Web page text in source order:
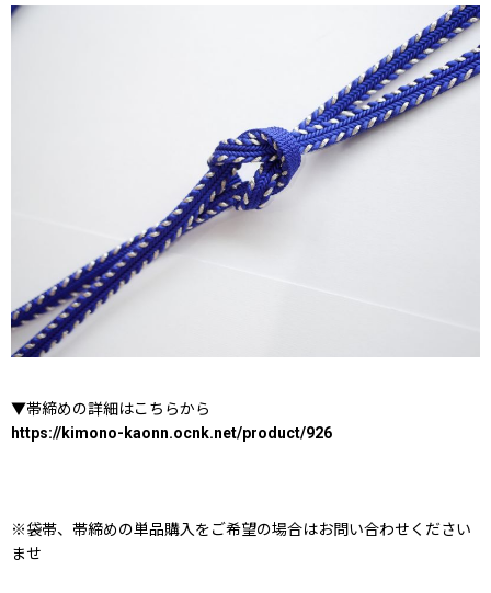
▼帯締めの詳細はこちらから
https://kimono-kaonn.ocnk.net/product/926
※袋帯、帯締めの単品購入をご希望の場合はお問い合わせください
ませ